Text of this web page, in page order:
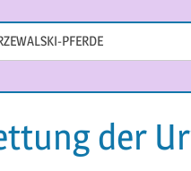
PFERDE
der